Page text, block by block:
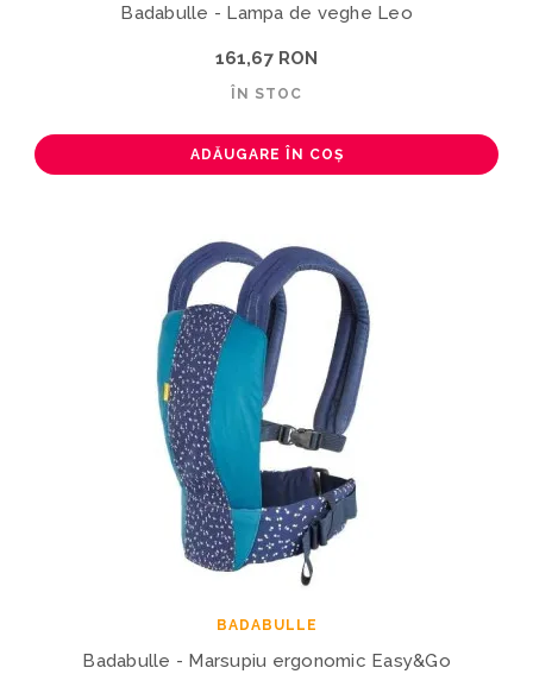
Badabulle - Lampa de veghe Leo
161,67 RON
ÎN STOC
ADĂUGARE ÎN COȘ
BADABULLE
Badabulle - Marsupiu ergonomic Easy&Go